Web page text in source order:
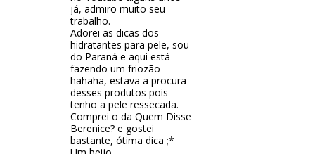
já, admiro muito seu
trabalho.
Adorei as dicas dos
hidratantes para pele, sou
do Paraná e aqui está
fazendo um friozão
hahaha, estava a procura
desses produtos pois
tenho a pele ressecada.
Comprei o da Quem Disse
Berenice? e gostei
bastante, ótima dica ;*